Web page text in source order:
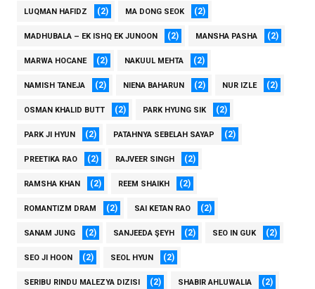
LUQMAN HAFIDZ (2) MA DONG SEOK (2)
MADHUBALA – EK ISHQ EK JUNOON (2) MANSHA PASHA (2)
MARWA HOCANE (2) NAKUUL MEHTA (2)
NAMISH TANEJA (2) NIENA BAHARUN (2) NUR IZLE (2)
OSMAN KHALID BUTT (2) PARK HYUNG SIK (2)
PARK JI HYUN (2) PATAHNYA SEBELAH SAYAP (2)
PREETIKA RAO (2) RAJVEER SINGH (2)
RAMSHA KHAN (2) REEM SHAIKH (2)
ROMANTIZM DRAM (2) SAI KETAN RAO (2)
SANAM JUNG (2) SANJEEDA ŞEYH (2) SEO IN GUK (2)
SEO JI HOON (2) SEOL HYUN (2)
SERIBU RINDU MALEZYA DIZISI (2) SHABIR AHLUWALIA (2)